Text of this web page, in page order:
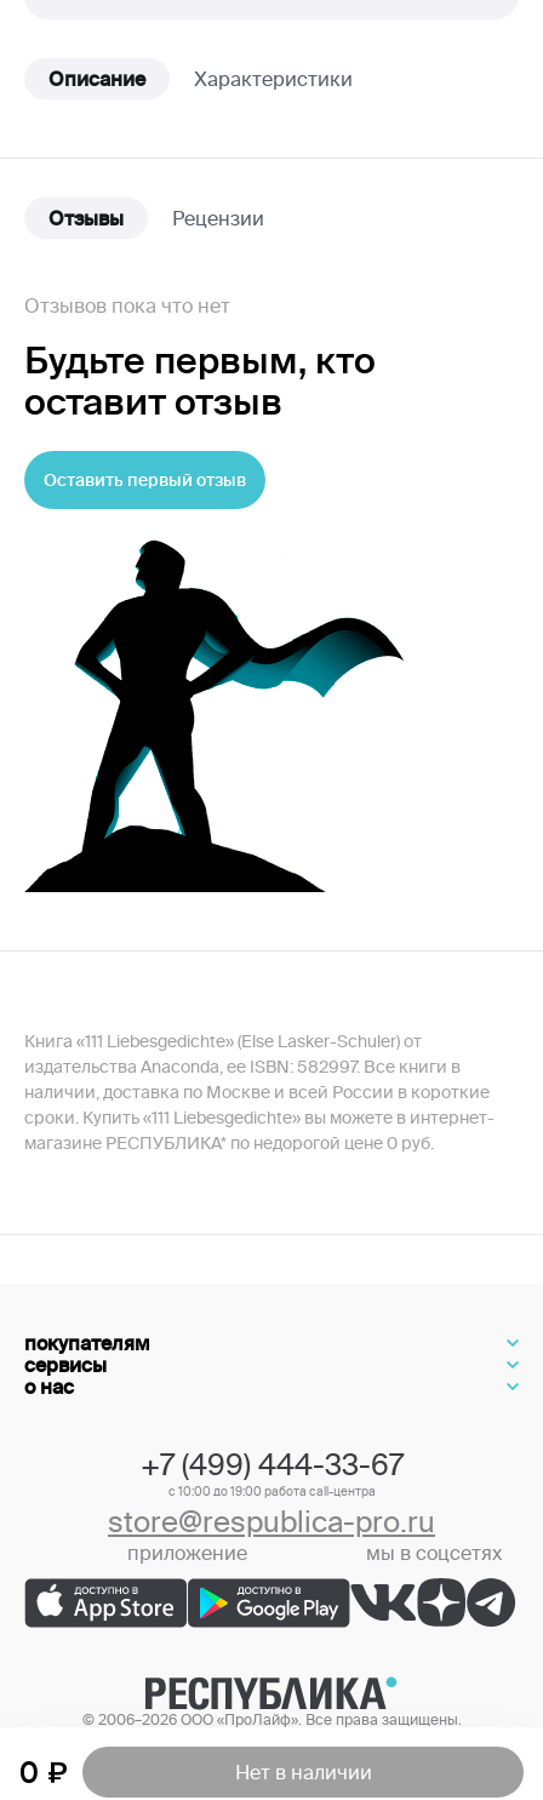
0 Нет в наличии
Описание Характеристики
Отзывы Рецензии
Отзывов пока что нет
Будьте первым, кто
оставит отзыв
Оставить первый отзыв
Книга «111 Liebesgedichte» (Else Lasker-Schuler) от
издательства Anaconda, ее ISBN: 582997. Все книги в
наличии, доставка по Москве и всей России в короткие
сроки. Купить «111 Liebesgedichte» вы можете в интернет-
магазине РЕСПУБЛИКА* по недорогой цене 0 руб.
покупателям
сервисы
о нас
+7 (499) 444-33-67
с 10:00 до 19:00 работа call-центра
store@respublica-pro.ru
приложение мы в соцсетях
© 2006–2026 ООО «ПроЛайф». Все права защищены.